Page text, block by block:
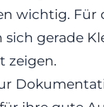
wichtig. Für
gerade
zeigen.